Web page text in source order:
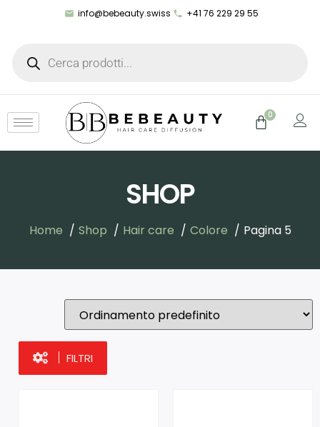
info@bebeauty.swiss +41 76 229 29 55
0
SHOP
Home Shop Hair care Colore Pagina 5
FILTRI